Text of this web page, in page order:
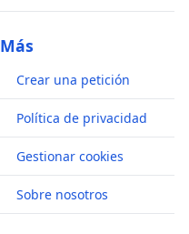
Más
Crear una petición
Política de privacidad
Gestionar cookies
Sobre nosotros